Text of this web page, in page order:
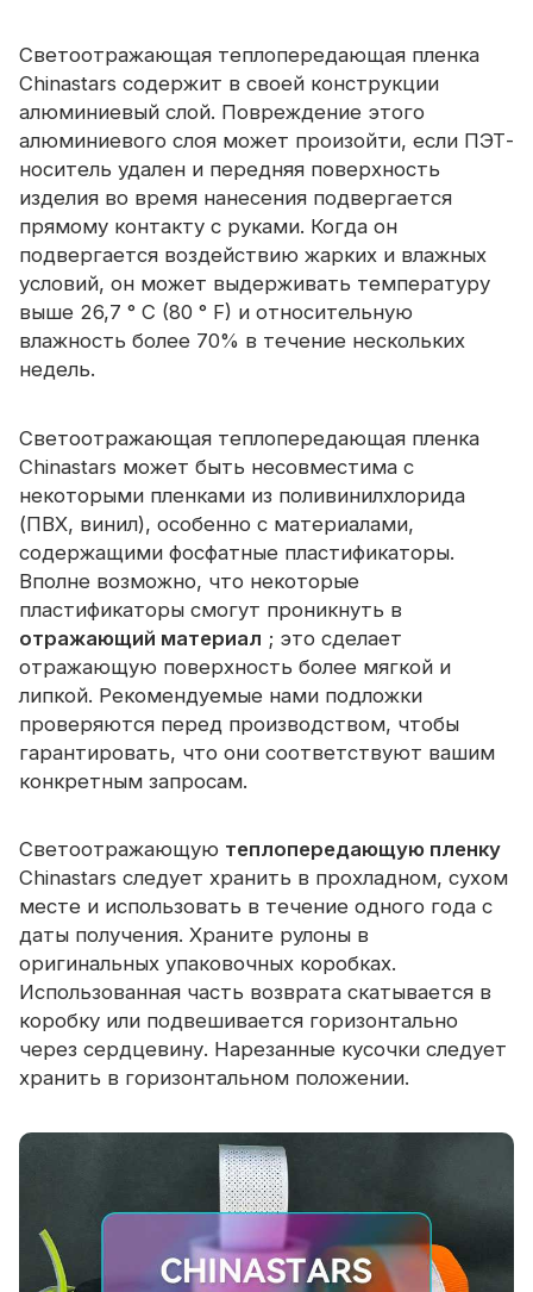
Светоотражающая теплопередающая пленка
Chinastars содержит в своей конструкции
алюминиевый слой. Повреждение этого
алюминиевого слоя может произойти, если ПЭТ-
носитель удален и передняя поверхность
изделия во время нанесения подвергается
прямому контакту с руками. Когда он
подвергается воздействию жарких и влажных
условий, он может выдерживать температуру
выше 26,7 ° C (80 ° F) и относительную
влажность более 70% в течение нескольких
недель.
Светоотражающая теплопередающая пленка
Chinastars может быть несовместима с
некоторыми пленками из поливинилхлорида
(ПВХ, винил), особенно с материалами,
содержащими фосфатные пластификаторы.
Вполне возможно, что некоторые
пластификаторы смогут проникнуть в
отражающий материал ; это сделает
отражающую поверхность более мягкой и
липкой. Рекомендуемые нами подложки
проверяются перед производством, чтобы
гарантировать, что они соответствуют вашим
конкретным запросам.
Светоотражающую теплопередающую пленку
Chinastars следует хранить в прохладном, сухом
месте и использовать в течение одного года с
даты получения. Храните рулоны в
оригинальных упаковочных коробках.
Использованная часть возврата скатывается в
коробку или подвешивается горизонтально
через сердцевину. Нарезанные кусочки следует
хранить в горизонтальном положении.